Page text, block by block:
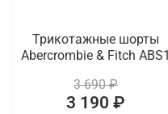
Трикотажные шорты
Abercrombie & Fitch ABS1
3 690 ₽
3 190 ₽